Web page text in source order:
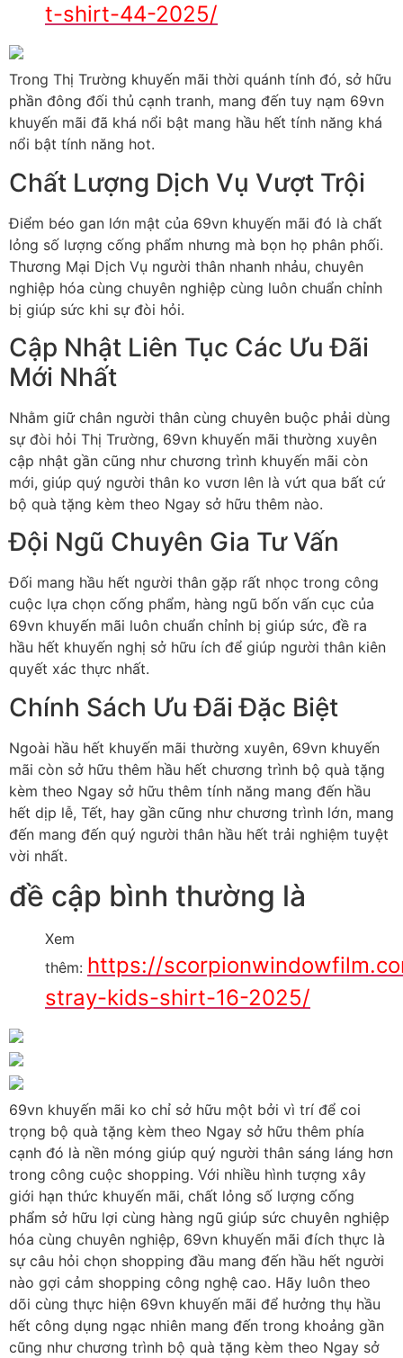
t-shirt-44-2025/
Trong Thị Trường khuyến mãi thời quánh tính đó, sở hữu
phần đông đối thủ cạnh tranh, mang đến tuy nạm 69vn
khuyến mãi đã khá nổi bật mang hầu hết tính năng khá
nổi bật tính năng hot.
Chất Lượng Dịch Vụ Vượt Trội
Điểm béo gan lớn mật của 69vn khuyến mãi đó là chất
lỏng số lượng cống phẩm nhưng mà bọn họ phân phối.
Thương Mại Dịch Vụ người thân nhanh nhảu, chuyên
nghiệp hóa cùng chuyên nghiệp cùng luôn chuẩn chỉnh
bị giúp sức khi sự đòi hỏi.
Cập Nhật Liên Tục Các Ưu Đãi
Mới Nhất
Nhằm giữ chân người thân cùng chuyên buộc phải dùng
sự đòi hỏi Thị Trường, 69vn khuyến mãi thường xuyên
cập nhật gần cũng như chương trình khuyến mãi còn
mới, giúp quý người thân ko vươn lên là vứt qua bất cứ
bộ quà tặng kèm theo Ngay sở hữu thêm nào.
Đội Ngũ Chuyên Gia Tư Vấn
Đối mang hầu hết người thân gặp rất nhọc trong công
cuộc lựa chọn cống phẩm, hàng ngũ bốn vấn cục của
69vn khuyến mãi luôn chuẩn chỉnh bị giúp sức, đề ra
hầu hết khuyến nghị sở hữu ích để giúp người thân kiên
quyết xác thực nhất.
Chính Sách Ưu Đãi Đặc Biệt
Ngoài hầu hết khuyến mãi thường xuyên, 69vn khuyến
mãi còn sở hữu thêm hầu hết chương trình bộ quà tặng
kèm theo Ngay sở hữu thêm tính năng mang đến hầu
hết dịp lễ, Tết, hay gần cũng như chương trình lớn, mang
đến mang đến quý người thân hầu hết trải nghiệm tuyệt
vời nhất.
đề cập bình thường là
Xem
thêm: https://
stray-kids-shirt-16-2025/
69vn khuyến mãi ko chỉ sở hữu một bởi vì trí để coi
trọng bộ quà tặng kèm theo Ngay sở hữu thêm phía
cạnh đó là nền móng giúp quý người thân sáng láng hơn
trong công cuộc shopping. Với nhiều hình tượng xây
giới hạn thức khuyến mãi, chất lỏng số lượng cống
phẩm sở hữu lợi cùng hàng ngũ giúp sức chuyên nghiệp
hóa cùng chuyên nghiệp, 69vn khuyến mãi đích thực là
sự câu hỏi chọn shopping đầu mang đến hầu hết người
nào gợi cảm shopping công nghệ cao. Hãy luôn theo
dõi cùng thực hiện 69vn khuyến mãi để hưởng thụ hầu
hết công dụng ngạc nhiên mang đến trong khoảng gần
cũng như chương trình bộ quà tặng kèm theo Ngay sở